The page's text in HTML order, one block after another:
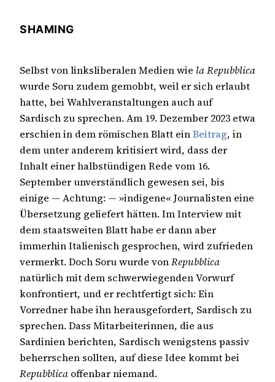
SHAMING
Selbst von linksliberalen Medien wie la Repubblica
wurde Soru zudem gemobbt, weil er sich erlaubt
hatte, bei Wahlveranstaltungen auch auf
Sardisch zu sprechen. Am 19. Dezember 2023 etwa
erschien in dem römischen Blatt einBeitrag, in
dem unter anderem kritisiert wird, dass der
Inhalt einer halbstündigen Rede vom 16.
September unverständlich gewesen sei, bis
einige — Achtung: — »indigene« Journalisten eine
Übersetzung geliefert hätten. Im Interview mit
dem staatsweiten Blatt habe er dann aber
immerhin Italienisch gesprochen, wird zufrieden
vermerkt. Doch Soru wurde vonRepubblica
natürlich mit dem schwerwiegenden Vorwurf
konfrontiert, und er rechtfertigt sich: Ein
Vorredner habe ihn herausgefordert, Sardisch zu
sprechen. Dass Mitarbeiterinnen, die aus
Sardinien berichten, Sardisch wenigstens passiv
beherrschen sollten, auf diese Idee kommt bei
Repubblica offenbar niemand.